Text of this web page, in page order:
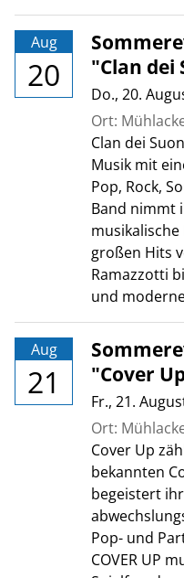
Aug
20
"Clan dei
Do., 20.
Ort:
Clan dei
Musik mit
Pop, Rock,
Band nimmt
musikalische
großen Hits
Ramazzotti
und
Aug
21
"Cover
Fr., 21.
Ort:
Cover Up
bekannten
begeistert
Pop- und
COVER UP